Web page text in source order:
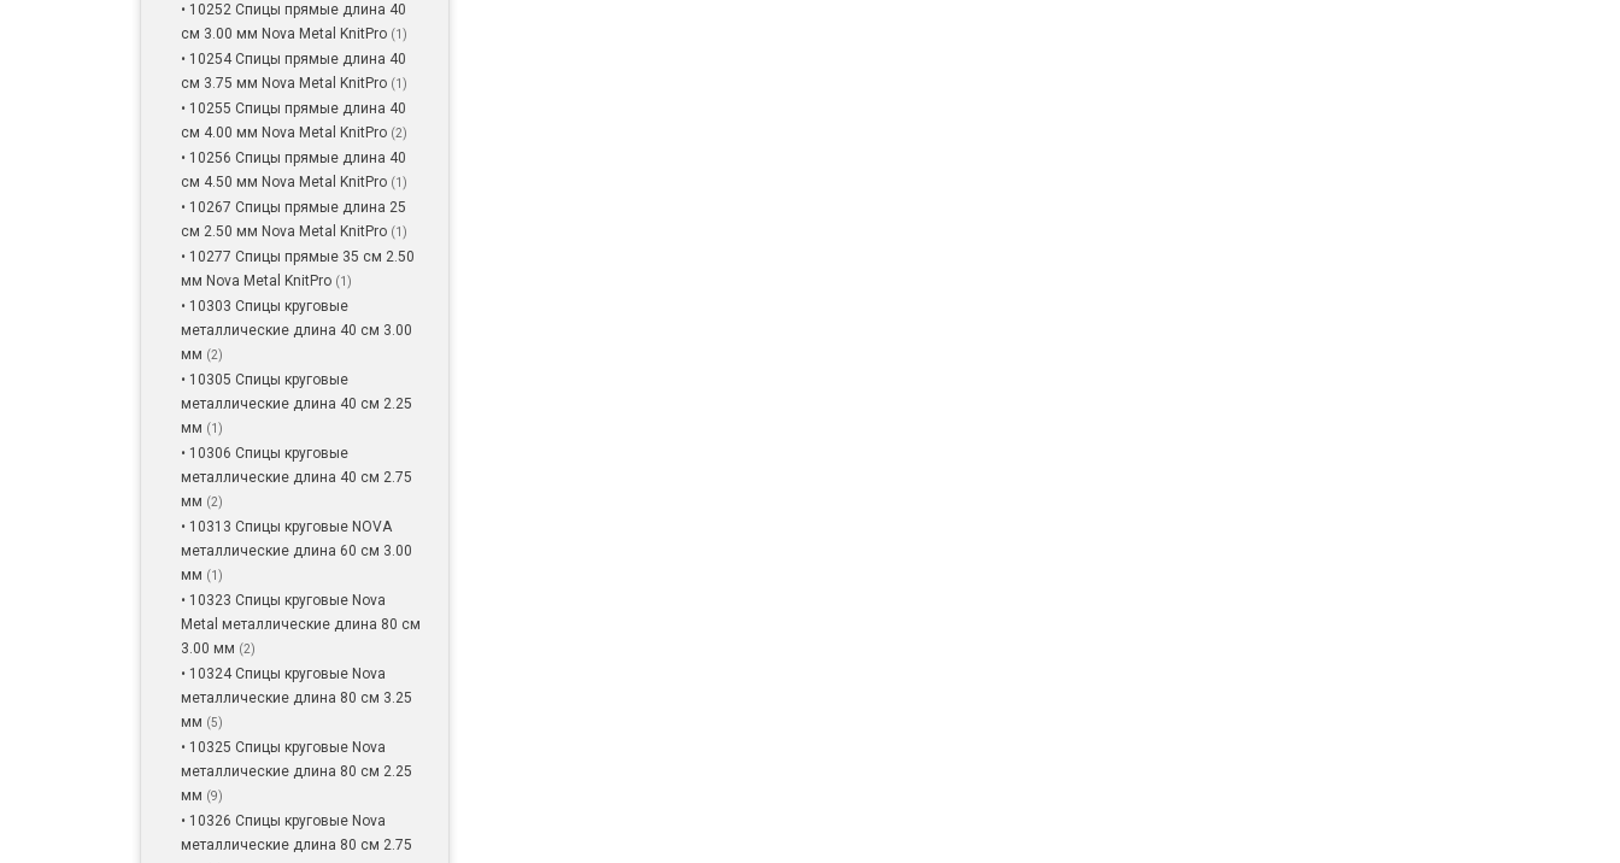
• 10252 Спицы прямые длина 40
см 3.00 мм Nova Metal KnitPro (1)
• 10254 Спицы прямые длина 40
см 3.75 мм Nova Metal KnitPro (1)
• 10255 Спицы прямые длина 40
см 4.00 мм Nova Metal KnitPro (2)
• 10256 Спицы прямые длина 40
см 4.50 мм Nova Metal KnitPro (1)
• 10267 Спицы прямые длина 25
см 2.50 мм Nova Metal KnitPro (1)
• 10277 Спицы прямые 35 см 2.50
мм Nova Metal KnitPro (1)
• 10303 Спицы круговые
металлические длина 40 см 3.00
мм (2)
• 10305 Спицы круговые
металлические длина 40 см 2.25
мм (1)
• 10306 Спицы круговые
металлические длина 40 см 2.75
мм (2)
• 10313 Спицы круговые NOVA
металлические длина 60 см 3.00
мм (1)
• 10323 Спицы круговые Nova
Metal металлические длина 80 см
3.00 мм (2)
• 10324 Спицы круговые Nova
металлические длина 80 см 3.25
мм (5)
• 10325 Спицы круговые Nova
металлические длина 80 см 2.25
мм (9)
• 10326 Спицы круговые Nova
металлические длина 80 см 2.75